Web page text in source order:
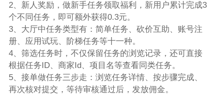
2、新人奖励，做新手任务领取福利，新用户累计完成3
个不同任务，即可额外获得0.3元。
3、大厅中任务类型有：简单任务、砍价互助、账号注
册、应用试玩、阶梯任务等十一种。
4、筛选任务时，不仅保留任务的浏览记录，还可直接
根据任务ID、商家Id、项目名等查看同类任务。
5、接单做任务三步走：浏览任务详情、按步骤完成、
再次核对提交，等待审核通过后，发放佣金。